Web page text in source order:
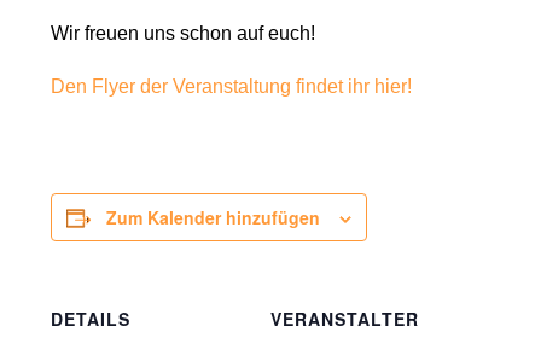
Wir freuen uns schon auf euch!
Den Flyer der Veranstaltung findet ihr hier!
Zum Kalender hinzufügen
DETAILS
VERANSTALTER